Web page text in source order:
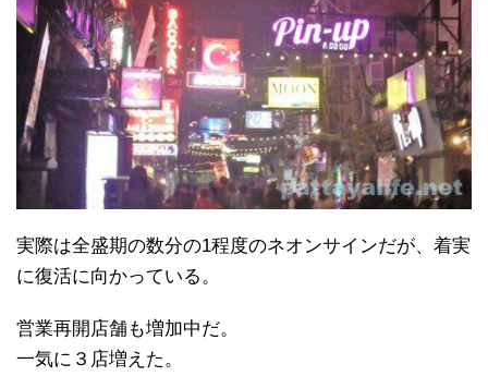
実際は全盛期の数分の1程度のネオンサインだが、着実
に復活に向かっている。
営業再開店舗も増加中だ。
一気に３店増えた。